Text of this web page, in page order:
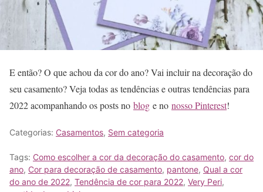
E então? O que achou da cor do ano? Vai incluir na decoração do
seu casamento? Veja todas as tendências e outras tendências para
2022 acompanhando os posts no blog e no nosso Pinterest!
Categorias: Casamentos, Sem categoria
Tags: Como escolher a cor da decoração do casamento, cor do
ano, Cor para decoração de casamento, pantone, Qual a cor
do ano de 2022, Tendência de cor para 2022, Very Peri,